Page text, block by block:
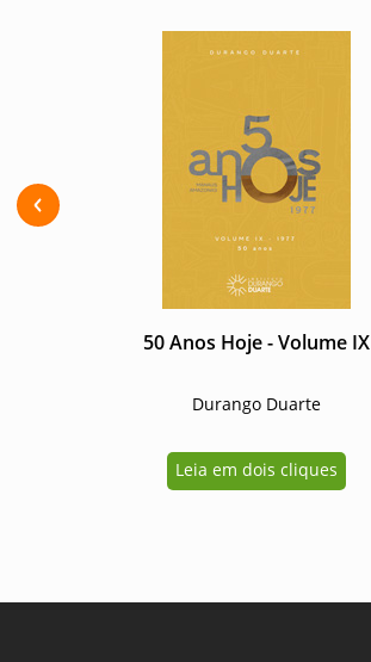
50 Anos Hoje - Volume IX
Durango Duarte
Leia em dois cliques
Previous